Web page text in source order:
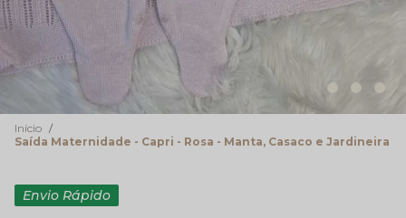
Início
Saída Maternidade - Capri - Rosa - Manta, Casaco e Jardineira
Envio Rápido